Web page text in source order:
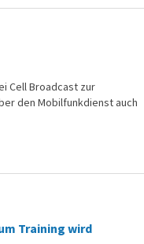
Cell Broadcast zur
den Mobilfunkdienst auch
Training wird